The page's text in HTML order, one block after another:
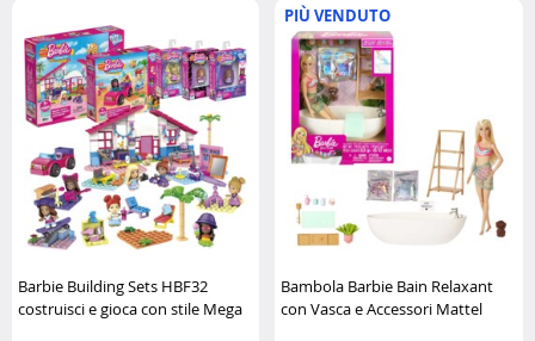
Barbie Building Sets HBF32
costruisci e gioca con stile Mega
PIÙ VENDUTO
Bambola Barbie Bain Relaxant
con Vasca e Accessori Mattel